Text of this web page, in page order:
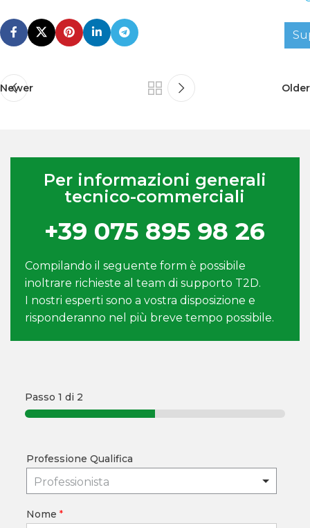
Newer Older
Per informazioni generali
tecnico-commerciali
+39 075 895 98 26
Compilando il seguente form è possibile
inoltrare richieste al team di supporto T2D.
I nostri esperti sono a vostra disposizione e
risponderanno nel più breve tempo possibile.
Passo 1 di 2
Professione Qualifica
Professionista
Nome *